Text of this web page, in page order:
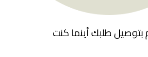
طلبك أينما كنت